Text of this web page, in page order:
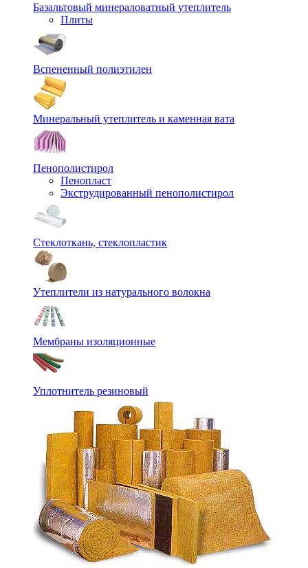
Базальтовый минераловатный утеплитель
Плиты
Вспененный полиэтилен
Минеральный утеплитель и каменная вата
Пенополистирол
Пенопласт
Экструдированный пенополистирол
Стеклоткань, стеклопластик
Утеплители из натурального волокна
Мембраны изоляционные
Уплотнитель резиновый